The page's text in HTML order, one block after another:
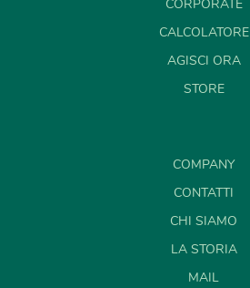
CORPORATE
CALCOLATORE
AGISCI ORA
STORE
COMPANY
CONTATTI
CHI SIAMO
LA STORIA
MAIL